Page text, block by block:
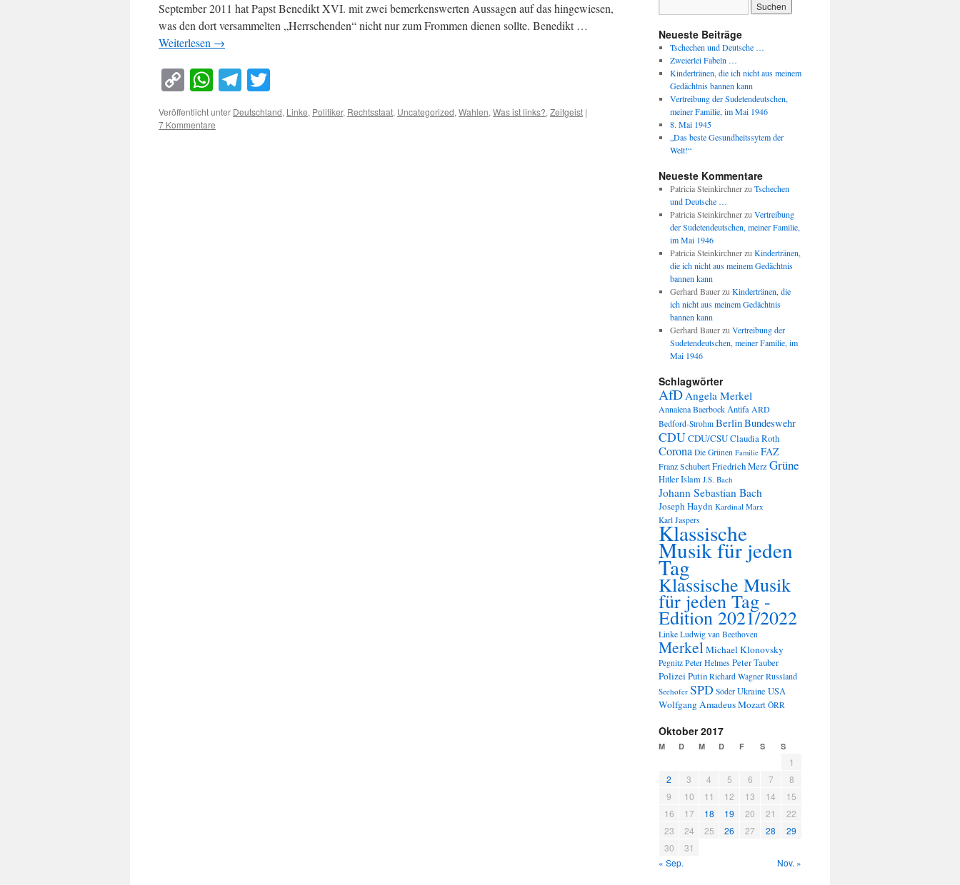
September 2011 hat Papst Benedikt XVI. mit zwei bemerkenswerten Aussagen auf das hingewiesen,
was den dort versammelten „Herrschenden“ nicht nur zum Frommen dienen sollte. Benedikt …
Weiterlesen →
Copy
Link
WhatsApp
Telegram
Veröffentlicht unter Deutschland, Linke, Politiker, Rechtsstaat, Uncategorized,Wahlen,Was ist links?,Zeitgeist |
7 Kommentare
Neueste Beiträge
Tschechen und Deutsche …
Zweierlei Fabeln …
Kindertränen, die ich nicht aus meinem
Gedächtnis bannen kann
Vertreibung der Sudetendeutschen,
meiner Familie, im Mai 1946
8. Mai 1945
„Das beste Gesundheitssytem der
Welt!“
Neueste Kommentare
Patricia Steinkirchnerzu Tschechen
und Deutsche …
Patricia Steinkirchnerzu Vertreibung
der Sudetendeutschen, meiner Familie,
im Mai 1946
Patricia Steinkirchnerzu Kindertränen,
die ich nicht aus meinem Gedächtnis
bannen kann
Gerhard Bauerzu Kindertränen, die
ich nicht aus meinem Gedächtnis
bannen kann
Gerhard Bauerzu Vertreibung der
Sudetendeutschen, meiner Familie, im
Mai 1946
Schlagwörter
AfDAngela Merkel
Annalena BaerbockAntifa ARD
Bedford-Strohm BerlinBundeswehr
CDUCDU/CSUClaudia Roth
Corona Die Grünen Familie FAZ
Franz SchubertFriedrich MerzGrüne
HitlerIslam J.S. Bach
Johann Sebastian Bach
Joseph Haydn Kardinal Marx
Karl Jaspers
Klassische
Musik für jeden
Tag
Klassische Musik
für jeden Tag -
Edition 2021/2022
Linke Ludwig van Beethoven
MerkelMichael Klonovsky
Pegnitz Peter HelmesPeter Tauber
PolizeiPutin Richard Wagner Russland
Seehofer SPD Söder Ukraine USA
Wolfgang Amadeus Mozart ÖRR
Oktober 2017
M D M D F S S
1
2
3 4 5 6 7
8
9
10 11 12 13 14
15
16
17 18 19 20 21
22
23
24 25 26 27 28
29
30
31
« Sep.
Nov. »